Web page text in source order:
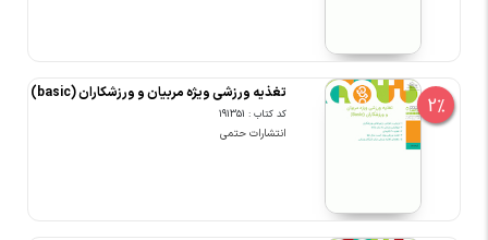
2%
تغذیه ورزشی ویژه مربیان و ورزشکاران (basic)
کد کتاب : 191351
انتشارات حتمی